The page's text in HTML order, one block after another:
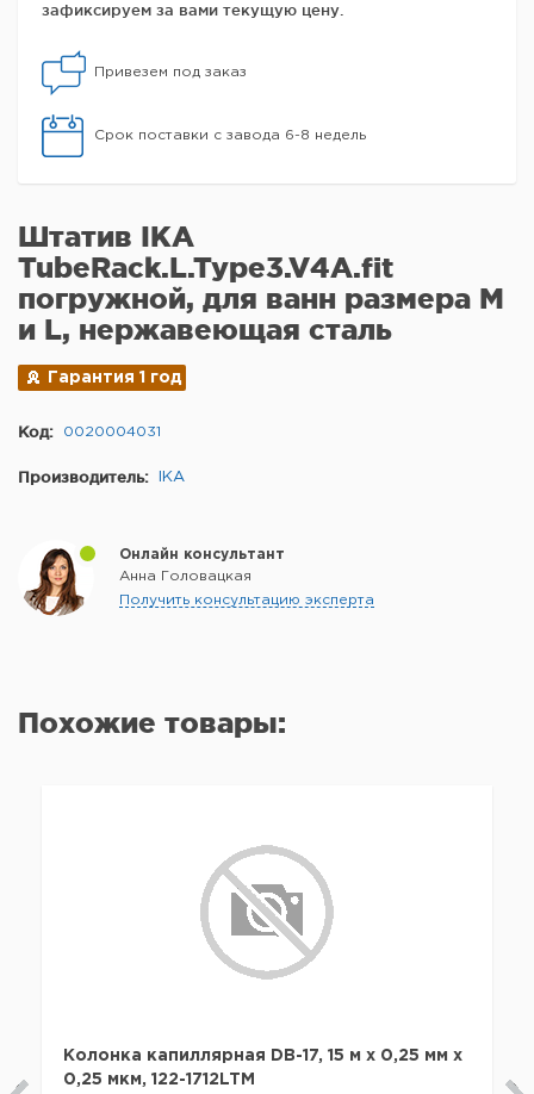
зафиксируем за вами текущую цену.
Привезем под заказ
Срок поставки с завода 6-8 недель
Штатив IKA
TubeRack.L.Type3.V4A.fit
погружной, для ванн размера M
и L, нержавеющая сталь
Гарантия 1 год
Код: 0020004031
Производитель: IKA
Онлайн консультант
Анна Головацкая
Получить консультацию эксперта
Похожие товары:
Колонка капиллярная DB-17, 15 м x 0,25 мм х
0,25 мкм, 122-1712LTM